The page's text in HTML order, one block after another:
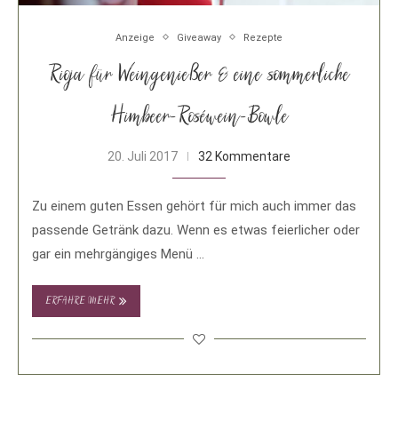
Anzeige Giveaway Rezepte
Rioja für Weingenießer & eine sommerliche
Himbeer-Roséwein-Bowle
20. Juli 2017 32 Kommentare
Zu einem guten Essen gehört für mich auch immer das
passende Getränk dazu. Wenn es etwas feierlicher oder
gar ein mehrgängiges Menü …
ERFAHRE MEHR